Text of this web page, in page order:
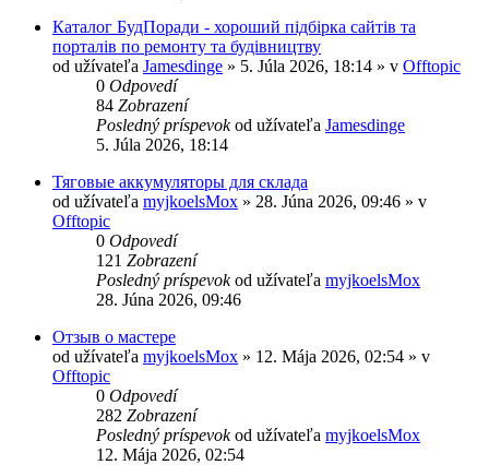
Каталог БудПоради - хороший підбірка сайтів та
порталів по ремонту та будівництву
od užívateľa Jamesdinge » 5. Júla 2026, 18:14 » v Offtopic
0 Odpovedí
84 Zobrazení
Posledný príspevokod užívateľa Jamesdinge
5. Júla 2026, 18:14
Тяговые аккумуляторы для склада
od užívateľa myjkoelsMox » 28. Júna 2026, 09:46 » v
Offtopic
0 Odpovedí
121 Zobrazení
Posledný príspevokod užívateľa myjkoelsMox
28. Júna 2026, 09:46
Отзыв о мастере
od užívateľa myjkoelsMox » 12. Mája 2026, 02:54 » v
Offtopic
0 Odpovedí
282 Zobrazení
Posledný príspevokod užívateľa myjkoelsMox
12. Mája 2026, 02:54